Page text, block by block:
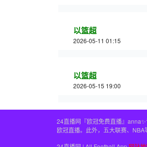
以篮超
2026-05-11 01:15
以篮超
2026-05-15 19:00
24直播网『欧冠免费直播』
欧冠直播。此外，五大联赛、